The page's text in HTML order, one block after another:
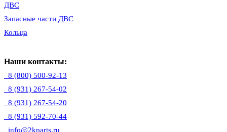
ДВС
Запасные части ДВС
Кольца
Наши контакты:
8 (800) 500-92-13
8 (931) 267-54-02
8 (931) 267-54-20
8 (931) 592-70-44
info@2kparts.ru